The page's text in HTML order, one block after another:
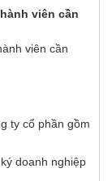
viên cần
ty cổ phần gồm
doanh nghiệp